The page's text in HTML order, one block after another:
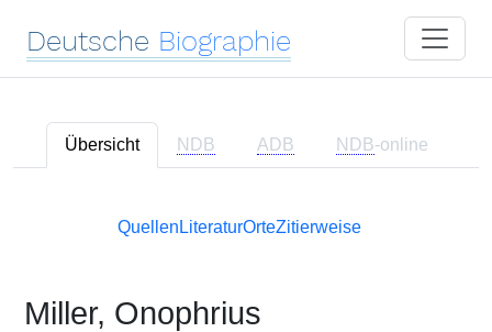
Deutsche Biographie
Übersicht NDB ADB NDB-online
Quellen LiteraturOrteZitierweise
Miller, Onophrius